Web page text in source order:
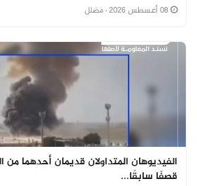
· مضلل
الفيديوهان المتداولان قديمان أحدهما من
قصفًا سابقًا...